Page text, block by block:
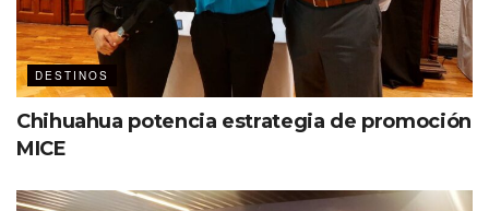
DESTINOS
Chihuahua potencia estrategia de promoción
MICE